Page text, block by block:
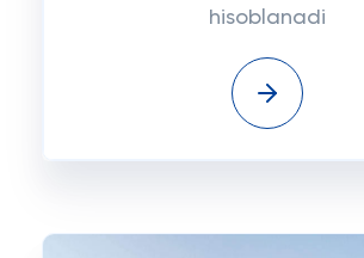
hisoblanadi